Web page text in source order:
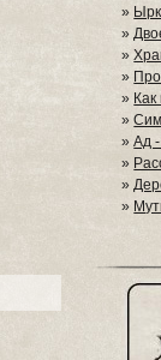
»
»
»
»
»
»
»Ад
»
»
»